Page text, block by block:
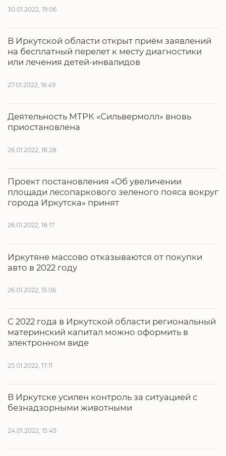
30.01.2022, 19:06
В Иркутской области открыт приём заявлений
на бесплатный перелет к месту диагностики
или лечения детей-инвалидов
27.01.2022, 16:49
Деятельность МТРК «Сильвермолл» вновь
приостановлена
26.01.2022, 18:28
Проект постановления «Об увеличении
площади лесопаркового зеленого пояса вокруг
города Иркутска» принят
26.01.2022, 18:17
Иркутяне массово отказываются от покупки
авто в 2022 году
26.01.2022, 15:06
С 2022 года в Иркутской области региональный
материнский капитал можно оформить в
электронном виде
25.01.2022, 17:11
В Иркутске усилен контроль за ситуацией с
безнадзорными животными
24.01.2022, 15:45